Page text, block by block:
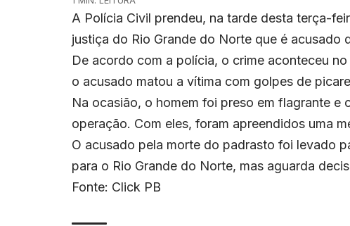
A Polícia Civil prendeu, na tarde desta terça-
justiça do Rio Grande do Norte que é
De acordo com a polícia, o crime aconteceu
o acusado matou a vítima com golpes de
Na ocasião, o homem foi preso em flagrante e
operação. Com eles, foram apreendidos uma
O acusado pela morte do padrasto foi levado
para o Rio Grande do Norte, mas aguarda
Fonte: Click PB